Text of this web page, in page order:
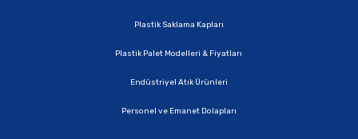
Plastik Saklama Kapları
Plastik Palet Modelleri & Fiyatları
Endüstriyel Atık Ürünleri
Personel ve Emanet Dolapları